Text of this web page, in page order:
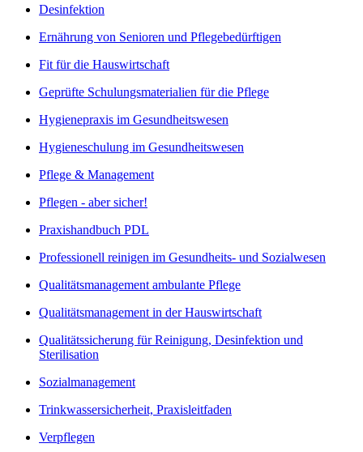
Desinfektion
Ernährung von Senioren und Pflegebedürftigen
Fit für die Hauswirtschaft
Geprüfte Schulungsmaterialien für die Pflege
Hygienepraxis im Gesundheitswesen
Hygieneschulung im Gesundheitswesen
Pflege & Management
Pflegen - aber sicher!
Praxishandbuch PDL
Professionell reinigen im Gesundheits- und Sozialwesen
Qualitätsmanagement ambulante Pflege
Qualitätsmanagement in der Hauswirtschaft
Qualitätssicherung für Reinigung, Desinfektion und
Sterilisation
Sozialmanagement
Trinkwassersicherheit, Praxisleitfaden
Verpflegen